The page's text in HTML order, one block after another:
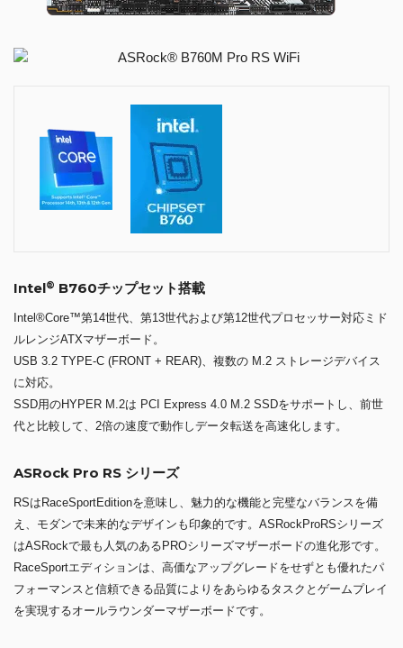
Intel® B760チップセット搭載
Intel®Core™第14世代、第13世代および第12世代プロセッサー対応ミド
ルレンジATXマザーボード。
USB 3.2 TYPE-C (FRONT + REAR)、複数の M.2 ストレージデバイス
に対応。
SSD用のHYPER M.2は PCI Express 4.0 M.2 SSDをサポートし、前世
代と比較して、2倍の速度で動作しデータ転送を高速化します。
ASRock Pro RS シリーズ
RSはRaceSportEditionを意味し、魅力的な機能と完璧なバランスを備
え、モダンで未来的なデザインも印象的です。ASRockProRSシリーズ
はASRockで最も人気のあるPROシリーズマザーボードの進化形です。
RaceSportエディションは、高価なアップグレードをせずとも優れたパ
フォーマンスと信頼できる品質によりをあらゆるタスクとゲームプレイ
を実現するオールラウンダーマザーボードです。